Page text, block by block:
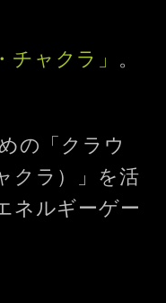
チャクラ」 。
の「クラウ
クラ）」を活
ネルギーゲー